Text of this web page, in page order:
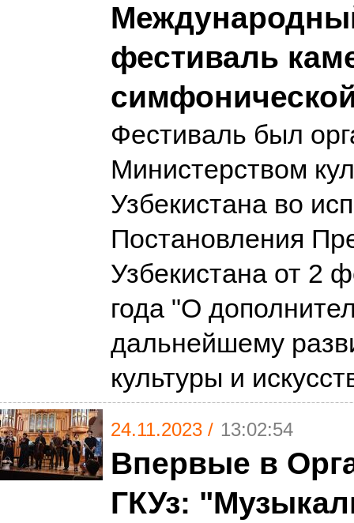
фестиваль
Фестиваль был
Министерством
Узбекистана во
Постановления
Узбекистана от 2
года "О
дальнейшему
культуры и
24.11.2023 / 13:02:54
Впервые в
ГКУз: